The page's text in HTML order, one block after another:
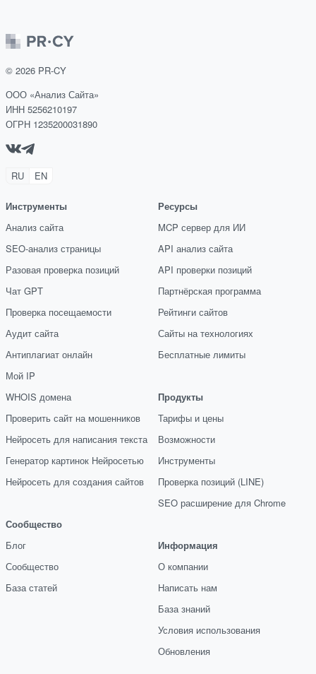
© 2026 PR-CY
ООО «Анализ Сайта»
ИНН 5256210197
ОГРН 1235200031890
RU EN
Инструменты
Анализ сайта
SEO-анализ страницы
Разовая проверка позиций
Чат GPT
Проверка посещаемости
Аудит сайта
Антиплагиат онлайн
Мой IP
WHOIS домена
Проверить сайт на мошенников
Нейросеть для написания текста
Генератор картинок Нейросетью
Нейросеть для создания сайтов
Сообщество
Блог
Сообщество
База статей
Ресурсы
MCP сервер для ИИ
API анализ сайта
API проверки позиций
Партнёрская программа
Рейтинги сайтов
Сайты на технологиях
Бесплатные лимиты
Продукты
Тарифы и цены
Возможности
Инструменты
Проверка позиций (LINE)
SEO расширение для Chrome
Информация
О компании
Написать нам
База знаний
Условия использования
Обновления